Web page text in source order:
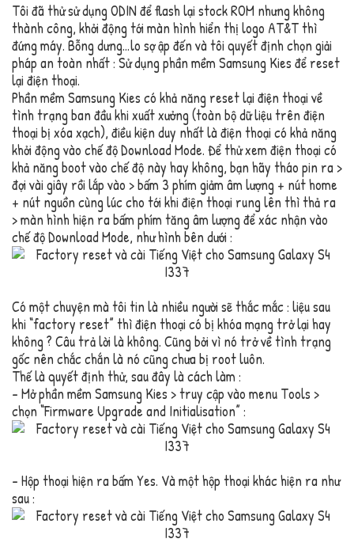
Tôi đã thử sử dụng ODIN để flash lại stock ROM nhưng không
thành công, khởi động tới màn hình hiển thị logo AT&T thì
đứng máy. Bỗng dưng…lo sợ ập đến và tôi quyết định chọn giải
pháp an toàn nhất : Sử dụng phần mềm Samsung Kies để reset
lại điện thoại.
Phần mềm Samsung Kies có khả năng reset lại điện thoại về
tình trạng ban đầu khi xuất xưởng (toàn bộ dữ liệu trên điện
thoại bị xóa xạch), điều kiện duy nhất là điện thoại có khả năng
khởi động vào chế độ Download Mode. Để thử xem điện thoại có
khả năng boot vào chế độ này hay không, bạn hãy tháo pin ra >
đợi vài giây rồi lắp vào > bấm 3 phím giảm âm lượng + nút home
+ nút nguồn cùng lúc cho tới khi điện thoại rung lên thì thả ra
> màn hình hiện ra bấm phím tăng âm lượng để xác nhận vào
chế độ Download Mode, như hình bên dưới :
Có một chuyện mà tôi tin là nhiều người sẽ thắc mắc : liệu sau
khi “factory reset” thì điện thoại có bị khóa mạng trở lại hay
không ? Câu trả lời là không. Cũng bởi vì nó trở về tình trạng
gốc nên chắc chắn là nó cũng chưa bị root luôn.
Thế là quyết định thử, sau đây là cách làm :
– Mở phần mềm Samsung Kies > truy cập vào menu Tools >
chọn “Firmware Upgrade and Initialisation” :
– Hộp thoại hiện ra bấm Yes. Và một hộp thoại khác hiện ra như
sau :